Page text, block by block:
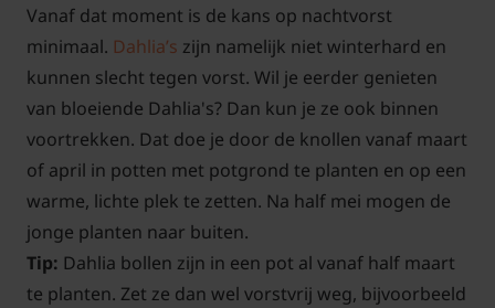
Vanaf dat moment is de kans op nachtvorst
minimaal. Dahlia’s zijn namelijk niet winterhard en
kunnen slecht tegen vorst. Wil je eerder genieten
van bloeiende Dahlia's? Dan kun je ze ook binnen
voortrekken. Dat doe je door de knollen vanaf maart
of april in potten met potgrond te planten en op een
warme, lichte plek te zetten. Na half mei mogen de
jonge planten naar buiten.
Tip: Dahlia bollen zijn in een pot al vanaf half maart
te planten. Zet ze dan wel vorstvrij weg, bijvoorbeeld